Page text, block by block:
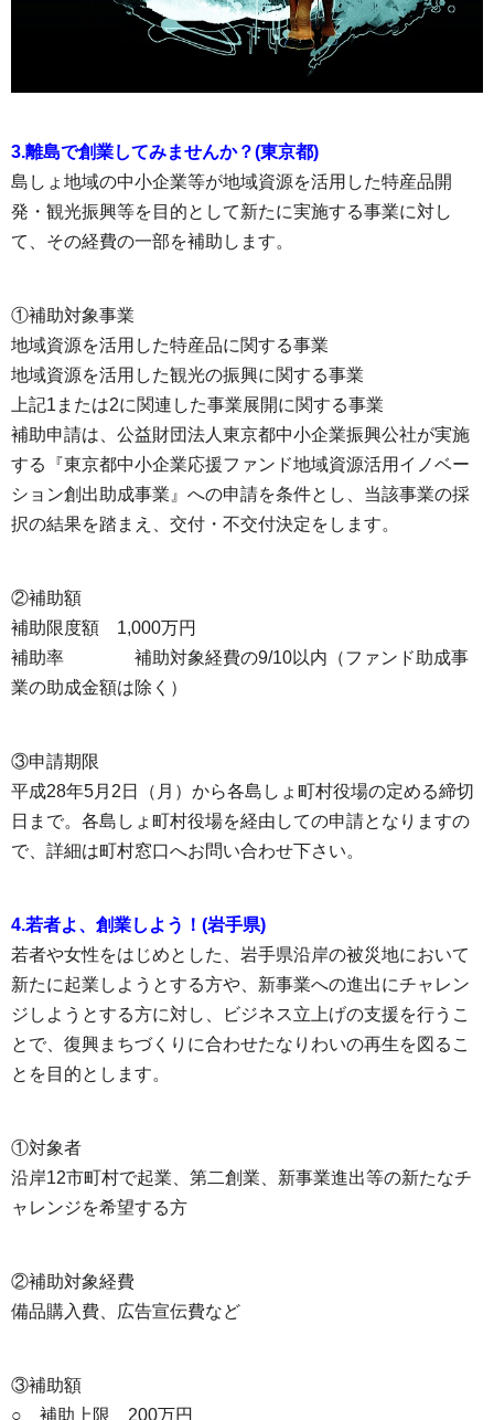
3.離島で創業してみませんか？(東京都)
島しょ地域の中小企業等が地域資源を活用した特産品開
発・観光振興等を目的として新たに実施する事業に対し
て、その経費の一部を補助します。
①補助対象事業
地域資源を活用した特産品に関する事業
地域資源を活用した観光の振興に関する事業
上記1または2に関連した事業展開に関する事業
補助申請は、公益財団法人東京都中小企業振興公社が実施
する『東京都中小企業応援ファンド地域資源活用イノベー
ション創出助成事業』への申請を条件とし、当該事業の採
択の結果を踏まえ、交付・不交付決定をします。
②補助額
補助限度額 1,000万円
補助率 補助対象経費の9/10以内（ファンド助成事
業の助成金額は除く）
③申請期限
平成28年5月2日（月）から各島しょ町村役場の定める締切
日まで。各島しょ町村役場を経由しての申請となりますの
で、詳細は町村窓口へお問い合わせ下さい。
4.若者よ、創業しよう！(岩手県)
若者や女性をはじめとした、岩手県沿岸の被災地において
新たに起業しようとする方や、新事業への進出にチャレン
ジしようとする方に対し、ビジネス立上げの支援を行うこ
とで、復興まちづくりに合わせたなりわいの再生を図るこ
とを目的とします。
①対象者
沿岸12市町村で起業、第二創業、新事業進出等の新たなチ
ャレンジを希望する方
②補助対象経費
備品購入費、広告宣伝費など
③補助額
○ 補助上限 200万円